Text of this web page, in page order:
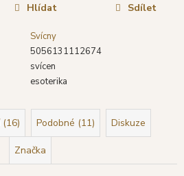
Svícny
5056131112674
svícen
esoterika
Hlídat Sdílet
Podobné (11) Diskuze
Značka